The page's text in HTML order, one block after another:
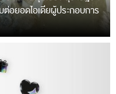
อยอดไอเดียผู้ประกอบการ